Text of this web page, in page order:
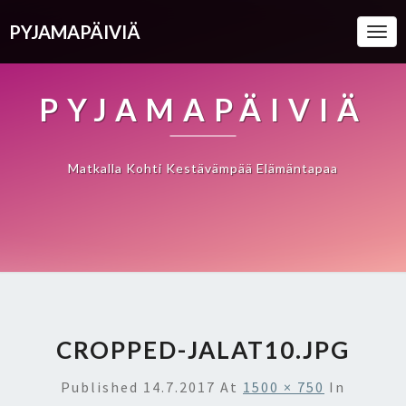
PYJAMAPÄIVIÄ
PYJAMAPÄIVIÄ
Matkalla Kohti Kestävämpää Elämäntapaa
CROPPED-JALAT10.JPG
Published 14.7.2017 At 1500 × 750 In